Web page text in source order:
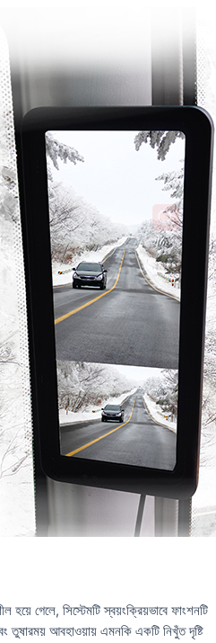
হয়ে গেলে, সিস্টেমটি স্বয়ংক্রিয়ভাবে ফাংশনটি
তুষারময় আবহাওয়ায় এমনকি একটি নিখুঁত দৃষ্টি